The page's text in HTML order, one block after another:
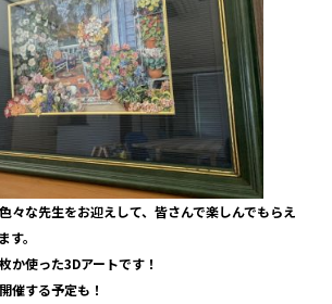
々な先生をお迎えして、皆さんで楽しんでもらえ
。
か使った3Dアートです！
催する予定も！